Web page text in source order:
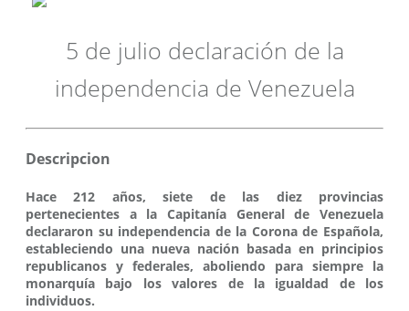
5 de julio declaración de la
independencia de Venezuela
Descripcion
Hace 212 años, siete de las diez provincias
pertenecientes a la Capitanía General de Venezuela
declararon su independencia de la Corona de Española,
estableciendo una nueva nación basada en principios
republicanos y federales, aboliendo para siempre la
monarquía bajo los valores de la igualdad de los
individuos.